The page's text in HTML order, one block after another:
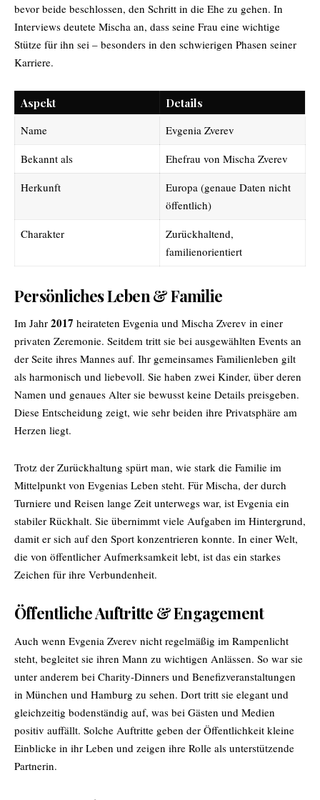
bevor beide beschlossen, den Schritt in die Ehe zu gehen. In
Interviews deutete Mischa an, dass seine Frau eine wichtige
Stütze für ihn sei – besonders in den schwierigen Phasen seiner
Karriere.
Aspekt
Details
Name
Evgenia Zverev
Bekannt als
Ehefrau von Mischa Zverev
Herkunft
Europa (genaue Daten nicht
öffentlich)
Charakter
Zurückhaltend,
familienorientiert
Persönliches Leben & Familie
Im Jahr 2017 heirateten Evgenia und Mischa Zverev in einer
privaten Zeremonie. Seitdem tritt sie bei ausgewählten Events an
der Seite ihres Mannes auf. Ihr gemeinsames Familienleben gilt
als harmonisch und liebevoll. Sie haben zwei Kinder, über deren
Namen und genaues Alter sie bewusst keine Details preisgeben.
Diese Entscheidung zeigt, wie sehr beiden ihre Privatsphäre am
Herzen liegt.
Trotz der Zurückhaltung spürt man, wie stark die Familie im
Mittelpunkt von Evgenias Leben steht. Für Mischa, der durch
Turniere und Reisen lange Zeit unterwegs war, ist Evgenia ein
stabiler Rückhalt. Sie übernimmt viele Aufgaben im Hintergrund,
damit er sich auf den Sport konzentrieren konnte. In einer Welt,
die von öffentlicher Aufmerksamkeit lebt, ist das ein starkes
Zeichen für ihre Verbundenheit.
Öffentliche Auftritte & Engagement
Auch wenn Evgenia Zverev nicht regelmäßig im Rampenlicht
steht, begleitet sie ihren Mann zu wichtigen Anlässen. So war sie
unter anderem bei Charity-Dinners und Benefizveranstaltungen
in München und Hamburg zu sehen. Dort tritt sie elegant und
gleichzeitig bodenständig auf, was bei Gästen und Medien
positiv auffällt. Solche Auftritte geben der Öffentlichkeit kleine
Einblicke in ihr Leben und zeigen ihre Rolle als unterstützende
Partnerin.